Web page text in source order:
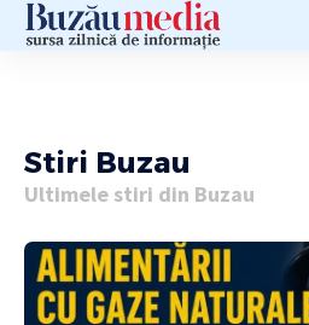
Stiri Buzau
Ultimele stiri din Buzau